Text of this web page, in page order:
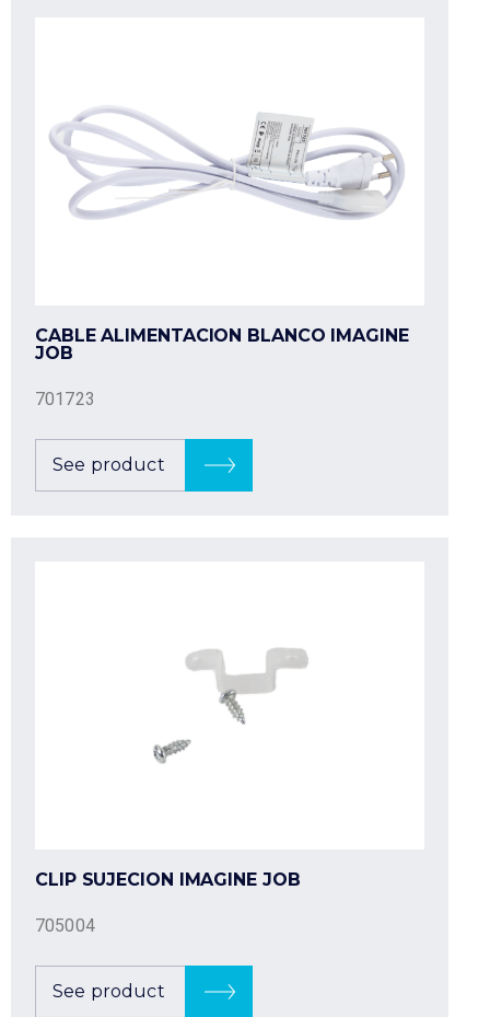
CABLE ALIMENTACION BLANCO IMAGINE
JOB
701723
See product
CLIP SUJECION IMAGINE JOB
705004
See product